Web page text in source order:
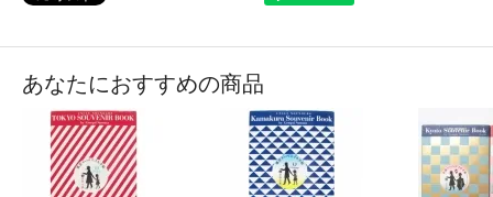
あなたにおすすめの商品